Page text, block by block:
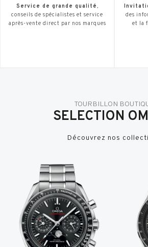
Service de grande qualité,
conseils de spécialistes et service
après-vente direct par nos marques
des
et la
TOURBILLON
SELECTION
Découvrez nos